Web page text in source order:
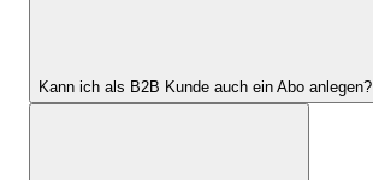
Kann ich als B2B Kunde auch ein Abo anlegen?